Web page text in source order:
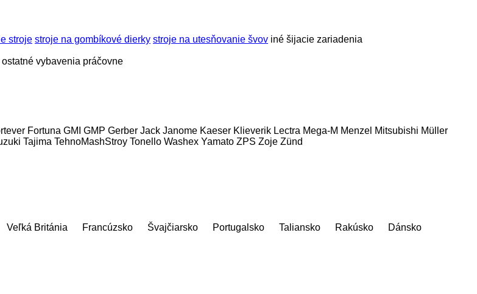
stroje stroje na gombíkové dierky stroje na utesňovanie švov iné šijacie zariadenia
ostatné vybavenia práčovne
Fortuna GMI GMP Gerber Jack Janome Kaeser Klieverik Lectra Mega-M Menzel Mitsubishi Müller
Tajima TehnoMashStroy Tonello Washex Yamato ZPS Zoje Zünd
Veľká Británia Francúzsko Švajčiarsko Portugalsko Taliansko Rakúsko
Dánsko